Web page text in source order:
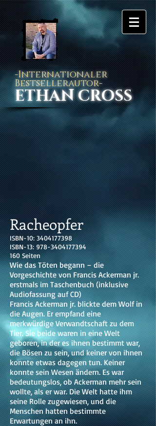
-Internationaler
Bestsellerautor-
ETHAN CROSS
Racheopfer
ISBN-10:3404177398
ISBN-13:978-3404177394
160 Seiten
Wie das Töten begann – die
Vorgeschichte von Francis Ackerman jr.
erstmals im Taschenbuch (inklusive
Audiofassung auf CD)
Francis Ackerman jr. blickte dem Wolf in
die Augen. Er empfand eine
merkwürdige Verwandtschaft zu dem
Tier. Sie beide waren in eine Welt
geboren, in der es ihnen bestimmt war,
die Bösen zu sein, und keiner von ihnen
konnte etwas dagegen tun. Keiner
konnte sein Wesen ändern. Es war
bedeutungslos, ob Ackerman mehr sein
wollte, als er war. Die Welt hatte ihm
seine Rolle zugewiesen, und die
Menschen hatten bestimmte
Erwartungen an ihn.